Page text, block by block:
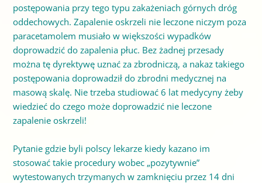
postępowania przy tego typu zakażeniach górnych dróg
oddechowych. Zapalenie oskrzeli nie leczone niczym poza
paracetamolem musiało w większości wypadków
doprowadzić do zapalenia płuc. Bez żadnej przesady
można tę dyrektywę uznać za zbrodniczą, a nakaz takiego
postępowania doprowadził do zbrodni medycznej na
masową skalę. Nie trzeba studiować 6 lat medycyny żeby
wiedzieć do czego może doprowadzić nie leczone
zapalenie oskrzeli!
Pytanie gdzie byli polscy lekarze kiedy kazano im
stosować takie procedury wobec „pozytywnie”
wytestowanych trzymanych w zamknięciu przez 14 dni